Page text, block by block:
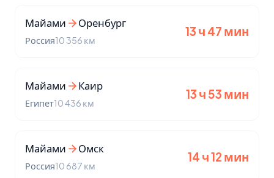
Майами Оренбург
Россия10 356 км
13 ч 47 мин
Майами Каир
Египет10 436 км
13 ч 53 мин
Майами Омск
Россия10 687 км
14 ч 12 мин